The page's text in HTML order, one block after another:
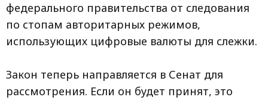
федерального правительства от следования
по стопам авторитарных режимов,
использующих цифровые валюты для слежки.
Закон теперь направляется в Сенат для
рассмотрения. Если он будет принят, это